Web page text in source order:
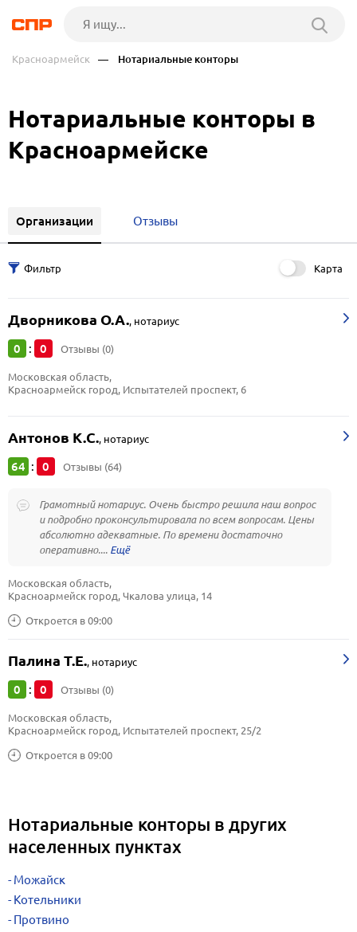
Красноармейск — Нотариальные конторы
Нотариальные конторы в
Красноармейске
Организации Отзывы
Карта
Дворникова О.А., нотариус
0 : 0 Отзывы (0)
Московская область,
Красноармейск город, Испытателей проспект, 6
Антонов К.С., нотариус
64 : 0 Отзывы (64)
Грамотный нотариус. Очень быстро решила наш вопрос
и подробно проконсультировала по всем вопросам. Цены
абсолютно адекватные. По времени достаточно
оперативно....
Откроется в 09:00
Московская область,
Красноармейск город, Чкалова улица, 14
Палина Т.Е., нотариус
0 : 0 Отзывы (0)
Откроется в 09:00
Московская область,
Красноармейск город, Испытателей проспект, 25/2
Нотариальные конторы в других
населенных пунктах
Можайск
Котельники
Протвино